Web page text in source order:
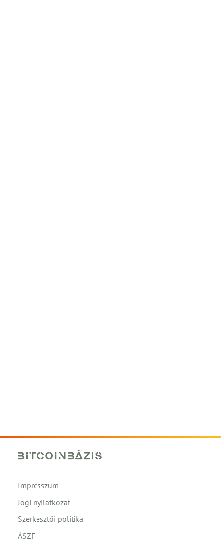
Impresszum
Jogi nyilatkozat
Szerkesztői politika
ÁSZF